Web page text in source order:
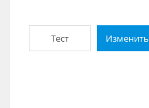
Тест Изменить